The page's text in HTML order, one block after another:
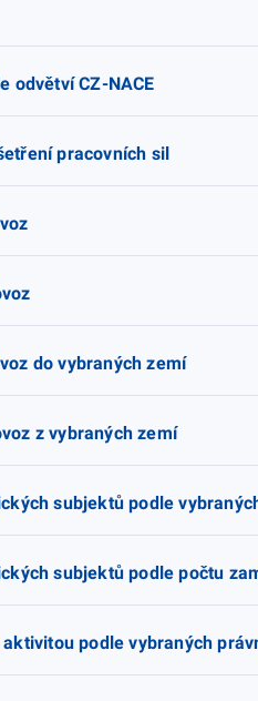
odvětví CZ-NACE
pracovních sil
do vybraných zemí
z vybraných zemí
subjektů podle
subjektů podle počtu
podle vybraných